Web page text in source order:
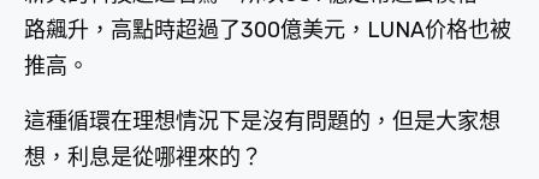
路飆升，高點時超過了300億美元，LUNA价格也被
推高。
這種循環在理想情況下是沒有問題的，但是大家想
想，利息是從哪裡來的？